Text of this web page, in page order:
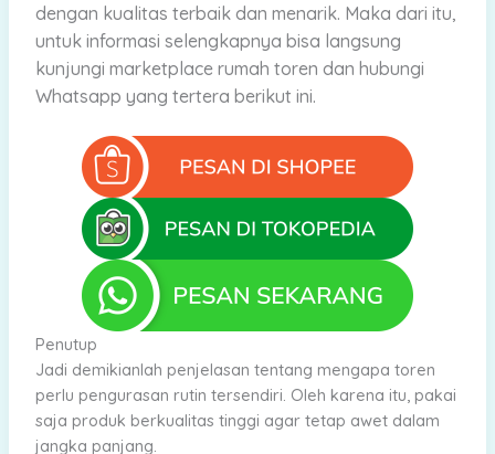
dengan kualitas terbaik dan menarik. Maka dari itu,
untuk informasi selengkapnya bisa langsung
kunjungi marketplace rumah toren dan hubungi
Whatsapp yang tertera berikut ini.
Penutup
Jadi demikianlah penjelasan tentang mengapa toren
perlu pengurasan rutin tersendiri. Oleh karena itu, pakai
saja produk berkualitas tinggi agar tetap awet dalam
jangka panjang.